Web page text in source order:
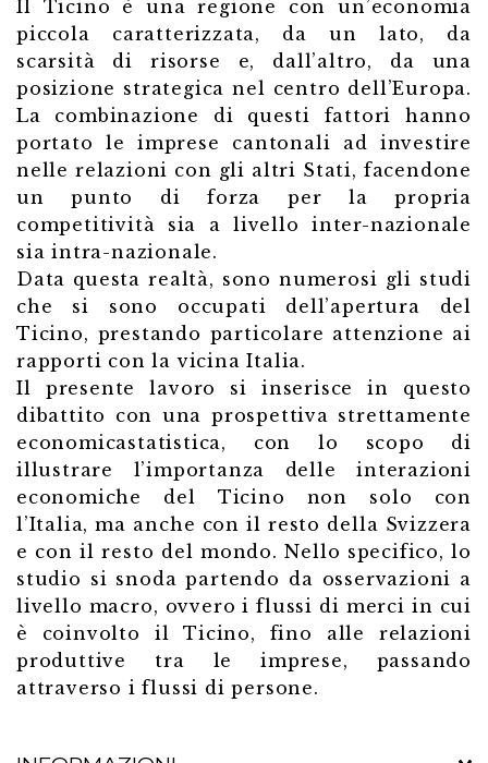
Il Ticino è una regione con un’economia
piccola caratterizzata, da un lato, da
scarsità di risorse e, dall’altro, da una
posizione strategica nel centro dell’Europa.
La combinazione di questi fattori hanno
portato le imprese cantonali ad investire
nelle relazioni con gli altri Stati, facendone
un punto di forza per la propria
competitività sia a livello inter-nazionale
sia intra-nazionale.
Data questa realtà, sono numerosi gli studi
che si sono occupati dell’apertura del
Ticino, prestando particolare attenzione ai
rapporti con la vicina Italia.
Il presente lavoro si inserisce in questo
dibattito con una prospettiva strettamente
economicastatistica, con lo scopo di
illustrare l’importanza delle interazioni
economiche del Ticino non solo con
l’Italia, ma anche con il resto della Svizzera
e con il resto del mondo. Nello specifico, lo
studio si snoda partendo da osservazioni a
livello macro, ovvero i flussi di merci in cui
è coinvolto il Ticino, fino alle relazioni
produttive tra le imprese, passando
attraverso i flussi di persone.